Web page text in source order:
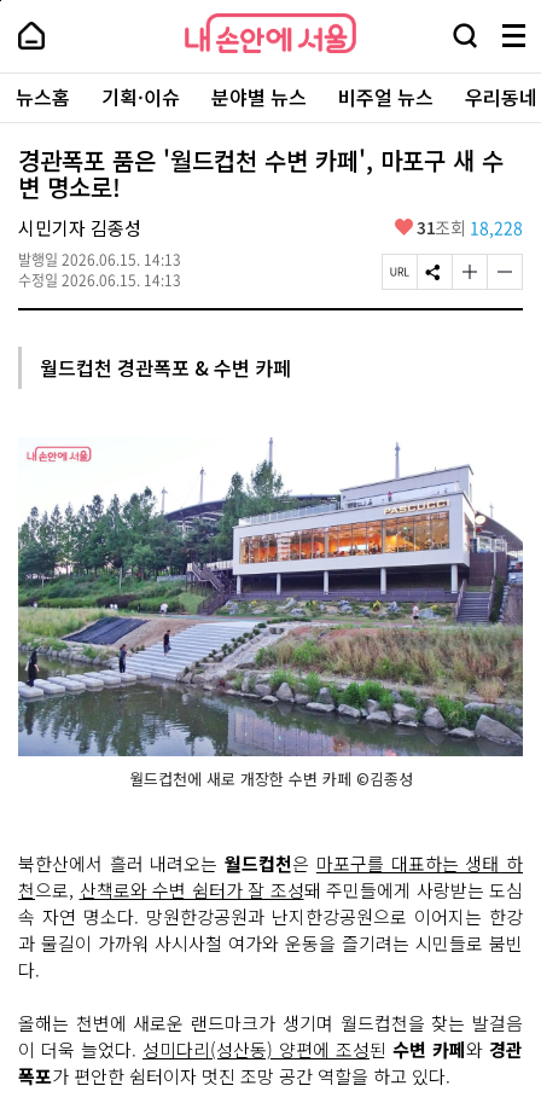
본
로
가
내
손
안
에
서
울
-
서
울
시
대
표
소
통
포
내
손
에
울
검
창
열
기
메
뉴
전
체
보
주
요
서
뉴스홈 기획·이슈 분야별 뉴스 비주얼 뉴스 우리동
경관폭포 품은 '월드컵천 수변 카페', 마포구 새 수
변 명소로!
시민기자 김종성
발행일 2026.06.15. 14:13
수정일 2026.06.15. 14:13
좋
요
31조회 18,228
페
이
S
N
글
자
기
글
자
월드컵천 경관폭포 & 수변 카페
월드컵천에 새로 개장한 수변 카페 ©김종성
북한산에서 흘러 내려오는월드컵천은 마포구를 대표하는 생태 하
천으로, 산책로와 수변 쉼터가 잘 조성돼 주민들에게 사랑받는 도심
속 자연 명소다. 망원한강공원과 난지한강공원으로 이어지는 한강
과 물길이 가까워 사시사철 여가와 운동을 즐기려는 시민들로 붐빈
다.
올해는 천변에 새로운 랜드마크가 생기며 월드컵천을 찾는 발걸음
이 더욱 늘었다. 성미다리(성산동) 양편에 조성된 수변 카페와 경관
폭포가 편안한 쉼터이자 멋진 조망 공간 역할을 하고 있다.
페
상
단
로